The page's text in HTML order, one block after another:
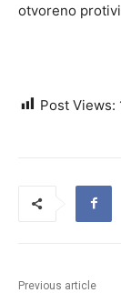
otvoreno
Post Views:
Previous article